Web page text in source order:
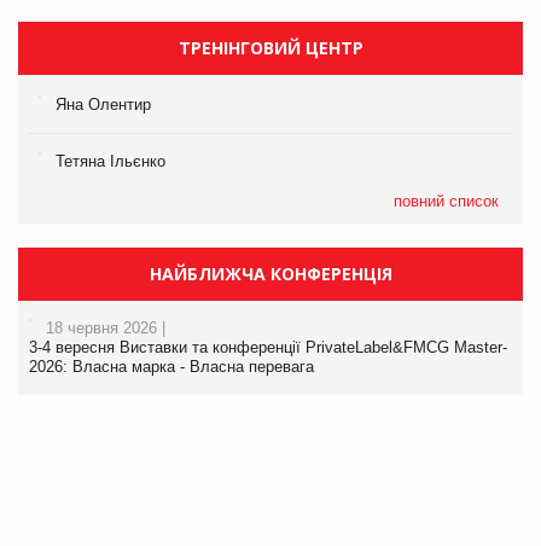
ТРЕНІНГОВИЙ ЦЕНТР
Яна Олентир
Тетяна Ільєнко
повний список
НАЙБЛИЖЧА КОНФЕРЕНЦІЯ
18 червня 2026 |
3-4 вересня Виставки та конференції PrivateLabel&FMCG Master-
2026: Власна марка - Власна перевага